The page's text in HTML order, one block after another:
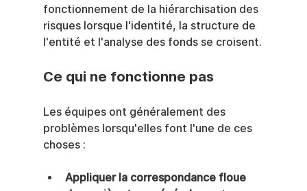
fonctionnement de la hiérarchisation des
risques lorsque l'identité, la structure de
l'entité et l'analyse des fonds se croisent.
Ce qui ne fonctionne pas
Les équipes ont généralement des
problèmes lorsqu'elles font l'une de ces
choses :
Appliquer la correspondance floue